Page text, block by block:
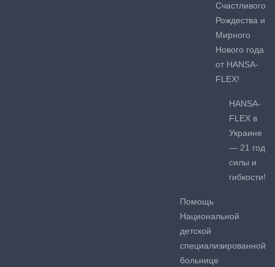
Счастливого
Рождества и
Мирного
Нового года
от HANSA-
FLEX!
HANSA-
FLEX в
Украине
— 21 год
силы и
гибкости!
Помощь
Национальной
детской
специализированной
больнице